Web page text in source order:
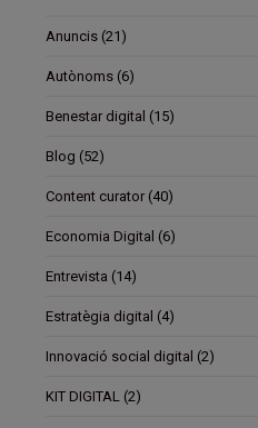
Anuncis (21)
Autònoms (6)
Benestar digital (15)
Blog (52)
Content curator (40)
Economia Digital (6)
Entrevista (14)
Estratègia digital (4)
Innovació social digital (2)
KIT DIGITAL (2)